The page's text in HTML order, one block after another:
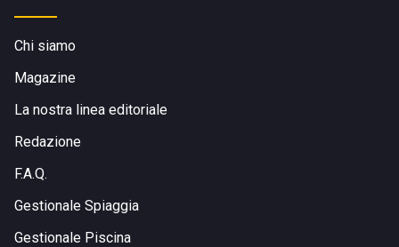
Chi siamo
Magazine
La nostra linea editoriale
Redazione
F.A.Q.
Gestionale Spiaggia
Gestionale Piscina